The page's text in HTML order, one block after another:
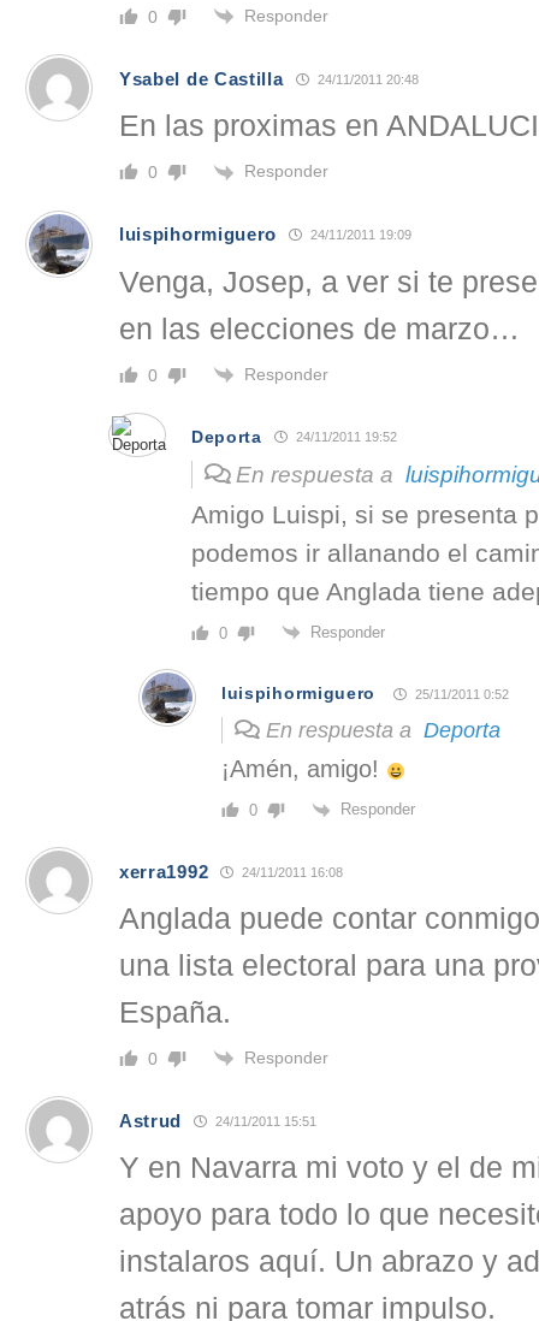
0 Responder
Ysabel de Castilla 24/11/2011 20:48
En las proximas en
0 Responder
luispihormiguero 24/11/2011 19:09
Venga, Josep, a ver si te
en las elecciones de marzo…
0 Responder
Deporta 24/11/2011 19:52
En respuesta a
Amigo Luispi, si se presenta
podemos ir allanando el
tiempo que Anglada tiene
0 Responder
luispihormiguero 25/11/2011 0:52
En respuesta a Deporta
¡Amén, amigo!
0 Responder
xerra1992 24/11/2011 16:08
Anglada puede contar
una lista electoral para una
España.
0 Responder
Astrud 24/11/2011 15:51
Y en Navarra mi voto y el de
apoyo para todo lo que
instalaros aquí. Un abrazo y
atrás ni para tomar impulso.